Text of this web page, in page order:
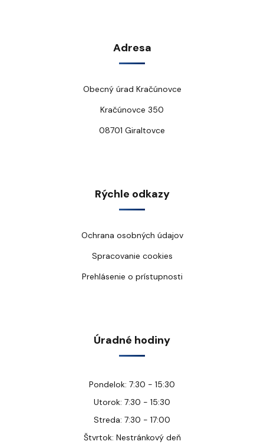
Adresa
Obecný úrad Kračúnovce
Kračúnovce 350
08701 Giraltovce
Rýchle odkazy
Ochrana osobných údajov
Spracovanie cookies
Prehlásenie o prístupnosti
Úradné hodiny
Pondelok: 7:30 - 15:30
Utorok: 7:30 - 15:30
Streda: 7:30 - 17:00
Štvrtok: Nestránkový deň